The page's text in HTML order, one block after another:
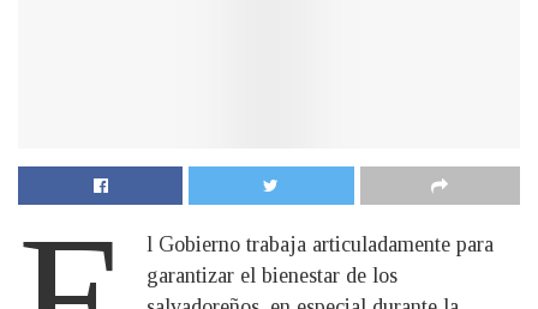
l Gobierno trabaja articuladamente para
garantizar el bienestar de los